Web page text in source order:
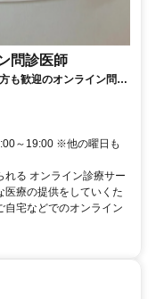
問診医師
も歓迎のオンライン問診
～19:00 ※他の曜日も
れる オンライン診療サー
医療の提供をしていくた
自宅などでのオンライン